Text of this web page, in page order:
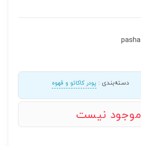
دسته‌بندی : پودر کاکائو و قهوه
موجود نیست